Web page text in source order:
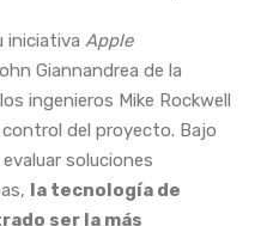
iniciativa Apple
Giannandrea de la
ingenieros Mike Rockwell
del proyecto. Bajo
soluciones
la tecnología de
ser la más